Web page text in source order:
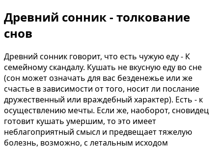
Древний сонник - толкование
снов
Древний сонник говорит, что есть чужую еду - К
семейному скандалу. Кушать не вкусную еду во сне
(сон может означать для вас безденежье или же
счастье в зависимости от того, носит ли послание
дружественный или враждебный характер). Есть - к
осуществлению мечты. Если же, наоборот, сновидец
готовит кушать умершим, то это имеет
неблагоприятный смысл и предвещает тяжелую
болезнь, возможно, с летальным исходом